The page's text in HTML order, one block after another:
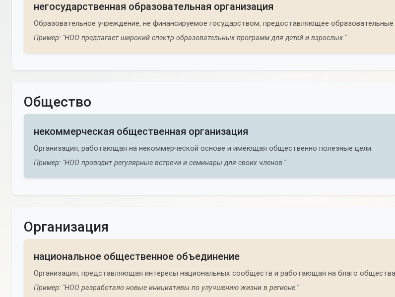
негосударственная образовательная организация
Образовательное учреждение, не финансируемое государством, предоставляющее образовательные
Пример: "НОО предлагает широкий спектр образовательных программ для детей и взрослых."
Общество
некоммерческая общественная организация
Организация, работающая на некоммерческой основе и имеющая общественно полезные цели.
Пример: "НОО проводит регулярные встречи и семинары для своих членов."
Организация
национальное общественное объединение
Организация, представляющая интересы национальных сообществ и работающая на благо
Пример: "НОО разработало новые инициативы по улучшению жизни в регионе."